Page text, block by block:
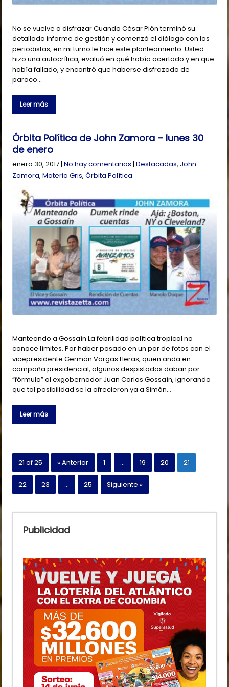
No se vuelve a disfrazar Cuando César Pión terminó su
detallado informe de gestión y comenzó el diálogo con los
periodistas, en mi turno le hice este planteamiento: Usted
hizo una autocrítica, evaluó en qué había acertado y en que
había fallado, y encontró que haberse disfrazado de
paraco…
Leer más
Órbita Política de John Zamora – lunes 30
de enero
enero 30, 2017|No hay comentarios |Destacadas, John
Zamora,Materia Gris,Órbita Política
Manteando a Gossaín La febrilidad política tropical no
conoce límites. Por haber posado en un par de fotos con el
vicepresidente Germán Vargas Lleras, quien anda en
campaña presidencial, algunos despistados daban por
“fórmula” al exgobernador Juan Carlos Gossaín, ignorando
que tal posibilidad se la ofrecieron ya a Simón…
Leer más
21 of 25 « Anterior 1 … 19 20 21
22 23 … 25 Siguiente »
Publicidad